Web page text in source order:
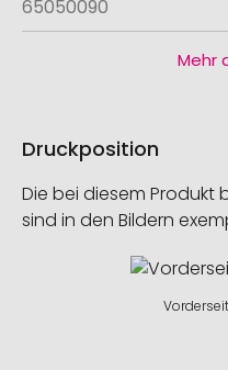
65050090
Mehr
Druckposition
Die bei diesem Produkt
sind in den Bildern